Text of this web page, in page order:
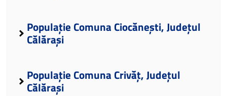
Populație Comuna Ciocănești, Județul
Călărași
Populație Comuna Crivăț, Județul
Călărași